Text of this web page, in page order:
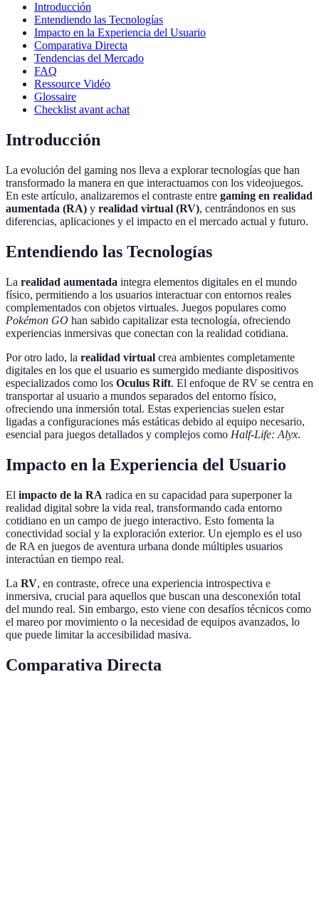
Introducción
Entendiendo las Tecnologías
Impacto en la Experiencia del Usuario
Comparativa Directa
Tendencias del Mercado
FAQ
Ressource Vidéo
Glossaire
Checklist avant achat
Introducción
La evolución del gaming nos lleva a explorar tecnologías que han
transformado la manera en que interactuamos con los videojuegos.
En este artículo, analizaremos el contraste entre gaming en realidad
aumentada (RA) y realidad virtual (RV), centrándonos en sus
diferencias, aplicaciones y el impacto en el mercado actual y futuro.
Entendiendo las Tecnologías
La realidad aumentada integra elementos digitales en el mundo
físico, permitiendo a los usuarios interactuar con entornos reales
complementados con objetos virtuales. Juegos populares como
Pokémon GO han sabido capitalizar esta tecnología, ofreciendo
experiencias inmersivas que conectan con la realidad cotidiana.
Por otro lado, la realidad virtual crea ambientes completamente
digitales en los que el usuario es sumergido mediante dispositivos
especializados como los Oculus Rift. El enfoque de RV se centra en
transportar al usuario a mundos separados del entorno físico,
ofreciendo una inmersión total. Estas experiencias suelen estar
ligadas a configuraciones más estáticas debido al equipo necesario,
esencial para juegos detallados y complejos como Half-Life: Alyx.
Impacto en la Experiencia del Usuario
El impacto de la RA radica en su capacidad para superponer la
realidad digital sobre la vida real, transformando cada entorno
cotidiano en un campo de juego interactivo. Esto fomenta la
conectividad social y la exploración exterior. Un ejemplo es el uso
de RA en juegos de aventura urbana donde múltiples usuarios
interactúan en tiempo real.
La RV, en contraste, ofrece una experiencia introspectiva e
inmersiva, crucial para aquellos que buscan una desconexión total
del mundo real. Sin embargo, esto viene con desafíos técnicos como
el mareo por movimiento o la necesidad de equipos avanzados, lo
que puede limitar la accesibilidad masiva.
Comparativa Directa